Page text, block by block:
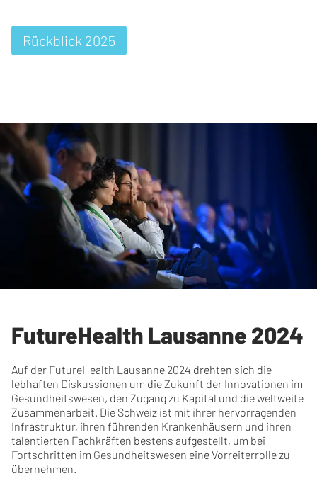
Rückblick 2025
FutureHealth Lausanne 2024
Auf der FutureHealth Lausanne 2024 drehten sich die
lebhaften Diskussionen um die Zukunft der Innovationen im
Gesundheitswesen, den Zugang zu Kapital und die weltweite
Zusammenarbeit. Die Schweiz ist mit ihrer hervorragenden
Infrastruktur, ihren führenden Krankenhäusern und ihren
talentierten Fachkräften bestens aufgestellt, um bei
Fortschritten im Gesundheitswesen eine Vorreiterrolle zu
übernehmen.